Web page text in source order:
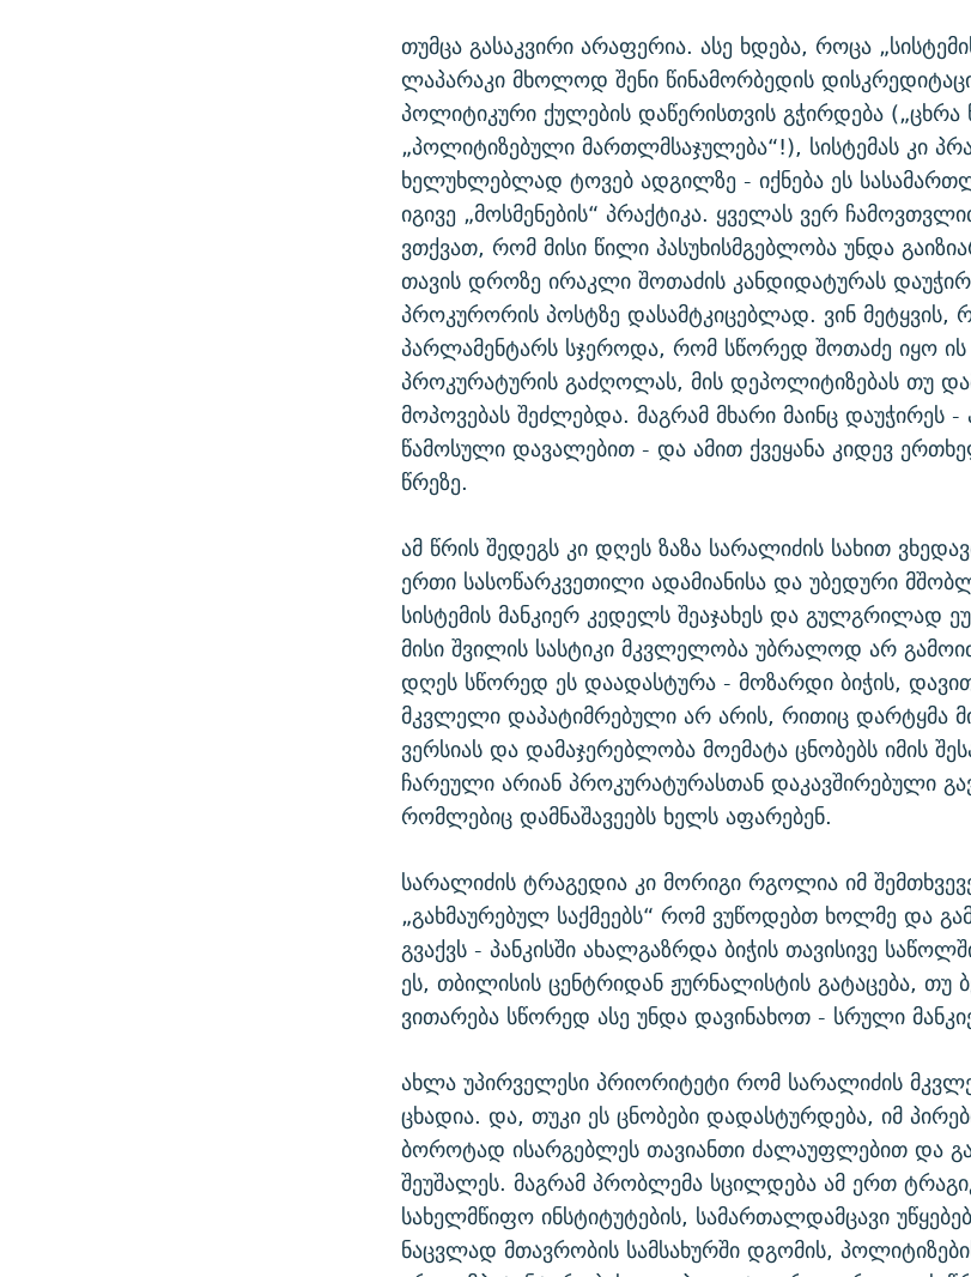
თუმცა გასაკვირი არაფერია. ასე ხდება, როცა
ლაპარაკი მხოლოდ შენი წინამორბედის
პოლიტიკური ქულების დაწერისთვის გჭირდება
„პოლიტიზებული მართლმსაჯულება“!), სისტემას კი
ხელუხლებლად ტოვებ ადგილზე - იქნება ეს
იგივე „მოსმენების“ პრაქტიკა. ყველას ვერ
ვთქვათ, რომ მისი წილი პასუხისმგებლობა უნდა
თავის დროზე ირაკლი შოთაძის კანდიდატურას
პროკურორის პოსტზე დასამტკიცებლად. ვინ მეტყვის,
პარლამენტარს სჯეროდა, რომ სწორედ შოთაძე იყო
პროკურატურის გაძღოლას, მის დეპოლიტიზებას თუ
მოპოვებას შეძლებდა. მაგრამ მხარი მაინც დაუჭირეს
წამოსული დავალებით - და ამით ქვეყანა კიდევ
წრეზე.
ამ წრის შედეგს კი დღეს ზაზა სარალიძის სახით
ერთი სასოწარკვეთილი ადამიანისა და უბედური
სისტემის მანკიერ კედელს შეაჯახეს და გულგრილად
მისი შვილის სასტიკი მკვლელობა უბრალოდ არ
დღეს სწორედ ეს დაადასტურა - მოზარდი ბიჭის,
მკვლელი დაპატიმრებული არ არის, რითიც დარტყმა
ვერსიას და დამაჯერებლობა მოემატა ცნობებს იმის
ჩარეული არიან პროკურატურასთან დაკავშირებული
რომლებიც დამნაშავეებს ხელს აფარებენ.
სარალიძის ტრაგედია კი მორიგი რგოლია იმ
„გახმაურებულ საქმეებს“ რომ ვუწოდებთ ხოლმე და
გვაქვს - პანკისში ახალგაზრდა ბიჭის თავისივე
ეს, თბილისის ცენტრიდან ჟურნალისტის გატაცება, თუ
ვითარება სწორედ ასე უნდა დავინახოთ - სრული
ახლა უპირველესი პრიორიტეტი რომ სარალიძის
ცხადია. და, თუკი ეს ცნობები დადასტურდება, იმ
ბოროტად ისარგებლეს თავიანთი ძალაუფლებით და
შეუშალეს. მაგრამ პრობლემა სცილდება ამ ერთ
სახელმწიფო ინსტიტუტების, სამართალდამცავი
ნაცვლად მთავრობის სამსახურში დგომის,